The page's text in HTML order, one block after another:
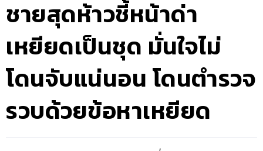
ชายสุดห้าวชี้หน้าด่า
เหยียดเป็นชุด มั่นใจไม่
โดนจับแน่นอน โดนตำรวจ
รวบด้วยข้อหาเหยียด